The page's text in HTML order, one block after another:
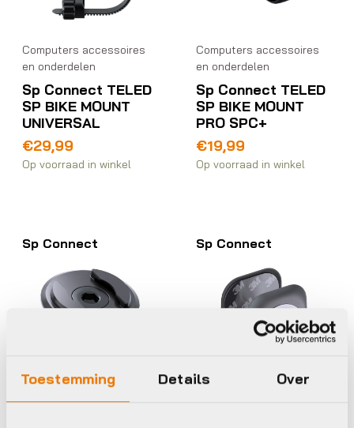
Toestemming Details Over
Computers accessoires
en onderdelen
Sp Connect TELED
SP BIKE MOUNT
UNIVERSAL
€29,99
Op voorraad in winkel
Computers accessoires
en onderdelen
Sp Connect TELED
SP BIKE MOUNT
PRO SPC+
€19,99
Op voorraad in winkel
Sp Connect
Computers accessoires
Sp Connect